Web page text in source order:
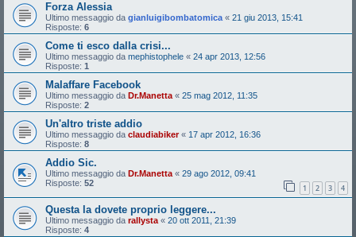
Forza Alessia
Ultimo messaggio da gianluigibombatomica« 21 giu 2013, 15:41
Risposte: 6
Come ti esco dalla crisi...
Ultimo messaggio da mephistophele « 24 apr 2013, 12:56
Risposte: 1
Malaffare Facebook
Ultimo messaggio da Dr.Manetta« 25 mag 2012, 11:35
Risposte: 2
Un'altro triste addio
Ultimo messaggio da claudiabiker« 17 apr 2012, 16:36
Risposte: 8
Addio Sic.
Ultimo messaggio da Dr.Manetta« 29 ago 2012, 09:41
Risposte: 52 1 2 3 4
Questa la dovete proprio leggere...
Ultimo messaggio da rallysta « 20 ott 2011, 21:39
Risposte: 4